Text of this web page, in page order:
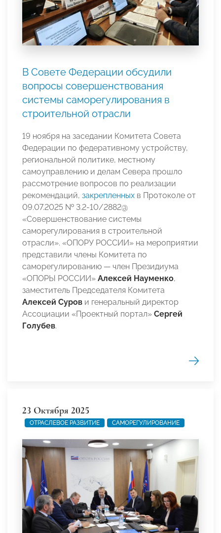
В Совете Федерации обсудили
вопросы совершенствования
системы саморегулирования в
строительной отрасли
19 ноября на заседании Комитета Совета
Федерации по федеративному устройству,
региональной политике, местному
самоуправлению и делам Севера прошло
рассмотрение вопросов по реализации
рекомендаций, закрепленных в Протоколе от
09.07.2025 № 3.2-10/2882@
«Совершенствование системы
саморегулирования в строительной
отрасли». «ОПОРУ РОССИИ» на мероприятии
представили члены Комитета по
саморегулированию — член Президиума
«ОПОРЫ РОССИИ» Алексей Науменко,
заместитель Председателя Комитета
Алексей Суров и генеральный директор
Ассоциации «Проектный портал» Сергей
Голубев.
23 Октября 2025
ОТРАСЛЕВОЕ РАЗВИТИЕ САМОРЕГУЛИРОВАНИЕ